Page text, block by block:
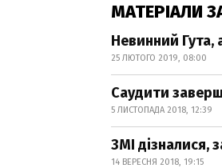
МАТЕРІАЛИ
Невинний Гута,
25 ЛЮТОГО 2019, 08:00
Саудити
5 ЛИСТОПАДА 2018, 12:39
ЗМІ дізналися,
14 ВЕРЕСНЯ 2018, 19:15